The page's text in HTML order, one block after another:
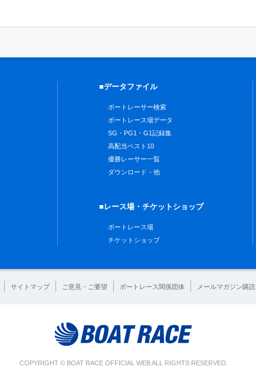
■データファイル
ボートレーサー検索
ボートレース場データ
SG・PG1・G1記録集
高配当ベスト10
優勝レーサー一覧
ダウンロード・他
■レース場・チケットショップ
ボートレース場
チケットショップ
サイトマップ ご意見・ご要望 ボートレース関係団体 メールマガジン購読
COPYRIGHT © BOAT RACE OFFICIAL WEB ALL RIGHTS RESERVED.